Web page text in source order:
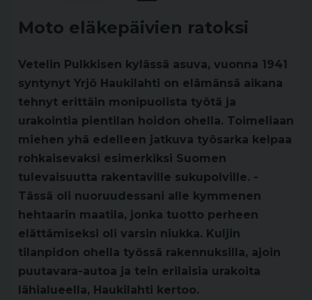
Moto eläkepäivien ratoksi
Vetelin Pulkkisen kylässä asuva, vuonna 1941
syntynyt Yrjö Haukilahti on elämänsä aikana
tehnyt erittäin monipuolista työtä ja
urakointia pientilan hoidon ohella. Toimeliaan
miehen yhä edelleen jatkuva työsarka kelpaa
rohkaisevaksi esimerkiksi Suomen
tulevaisuutta rakentaville sukupolville. -
Tässä oli nuoruudessani alle kymmenen
hehtaarin maatila, jonka tuotto perheen
elättämiseksi oli varsin niukka. Kuljin
tilanpidon ohella työssä rakennuksilla, ajoin
puutavara-autoa ja tein erilaisia urakoita
lähialueella, Haukilahti kertoo.